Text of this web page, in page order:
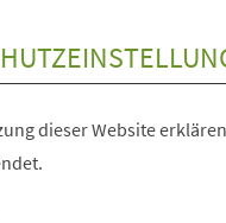
dieser Website